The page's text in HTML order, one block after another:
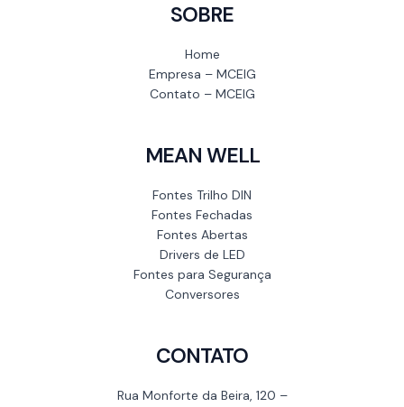
SOBRE
Home
Empresa – MCEIG
Contato – MCEIG
MEAN WELL
Fontes Trilho DIN
Fontes Fechadas
Fontes Abertas
Drivers de LED
Fontes para Segurança
Conversores
CONTATO
Rua Monforte da Beira, 120 –